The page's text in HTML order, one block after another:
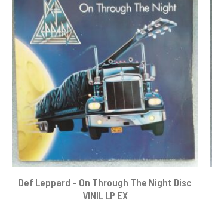
Def Leppard – On Through The Night Disc
VINIL LP EX